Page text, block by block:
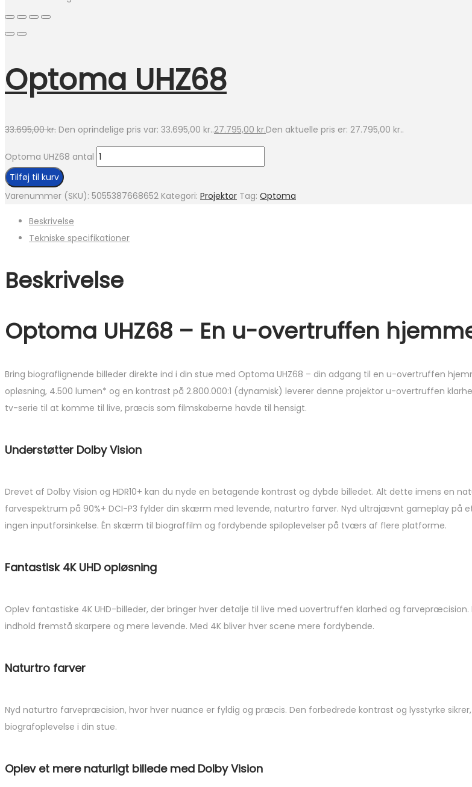
Optoma UHZ68
33.695,00kr. Den oprindelige pris var: 33.695,00 kr..27.795,00 kr.Den aktuelle pris er: 27.795,00 kr..
Optoma UHZ68 antal
Tilføj til kurv
Varenummer (SKU): 5055387668652 Kategori: Projektor Tag: Optoma
Beskrivelse
Tekniske specifikationer
Beskrivelse
Optoma UHZ68 – En u-overtruffen
Bring biograflignende billeder direkte ind i din stue med Optoma UHZ68 – din adgang til en u-overtruffen
opløsning, 4.500 lumen* og en kontrast på 2.800.000:1 (dynamisk) leverer denne projektor u-overtruffen
tv-serie til at komme til live, præcis som filmskaberne havde til hensigt.
Understøtter Dolby Vision
Drevet af Dolby Vision og HDR10+ kan du nyde en betagende kontrast og dybde billedet. Alt dette imens en
farvespektrum på 90%+ DCI-P3 fylder din skærm med levende, naturtro farver. Nyd ultrajævnt gameplay
ingen inputforsinkelse. Én skærm til biograffilm og fordybende spiloplevelser på tværs af flere platforme.
Fantastisk 4K UHD opløsning
Oplev fantastiske 4K UHD-billeder, der bringer hver detalje til live med uovertruffen klarhed og farvepræcision.
indhold fremstå skarpere og mere levende. Med 4K bliver hver scene mere fordybende.
Naturtro farver
Nyd naturtro farvepræcision, hvor hver nuance er fyldig og præcis. Den forbedrede kontrast og lysstyrke
biografoplevelse i din stue.
Oplev et mere naturligt billede med Dolby Vision